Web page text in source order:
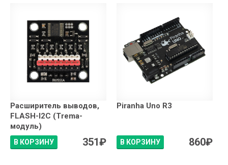
Расширитель выводов,
FLASH-I2C (Trema-
модуль)
В КОРЗИНУ 351₽
Piranha Uno R3
В КОРЗИНУ 860₽